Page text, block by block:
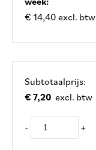
€ 14,40 excl. btw
Subtotaalprijs:
€ 7,20 excl. btw
- +